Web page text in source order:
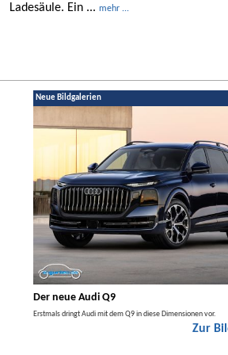
Ladesäule. Ein ... mehr ...
Neue Bildgalerien
Der neue Audi Q9
Erstmals dringt Audi mit dem Q9 in diese Dimensionen vor.
Zur